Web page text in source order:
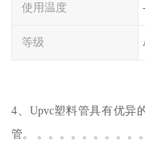
使用温度
等级
4、Upvc塑料管具有优异
管。 。。。。。。。。。